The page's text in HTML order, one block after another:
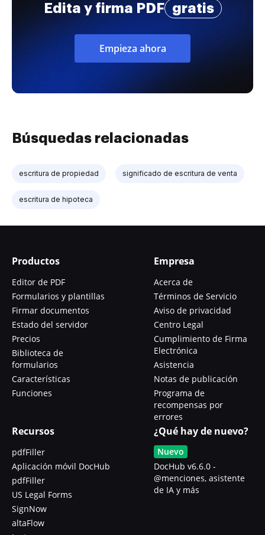
Edita y firma PDF gratis
Empieza ahora
Búsquedas relacionadas
escritura de propiedad significado de escritura de venta
escritura de hipoteca
Productos
Editor de PDF
Formularios y plantillas
Firmar documentos
Estado del servidor
Precios
Biblioteca de
formularios
Características
Funciones
Empresa
Acerca de
Términos de Servicio
Aviso de privacidad
Centro Legal
Cumplimiento de Firma
Electrónica
Asistencia
Notas de publicación
Programa de
recompensas por
errores
Recursos
pdfFiller
Aplicación móvil DocHub
pdfFiller
US Legal Forms
SignNow
altaFlow
¿Qué hay de nuevo?
Nuevo
DocHub v6.6.0 -
@menciones, asistente
de IA y más